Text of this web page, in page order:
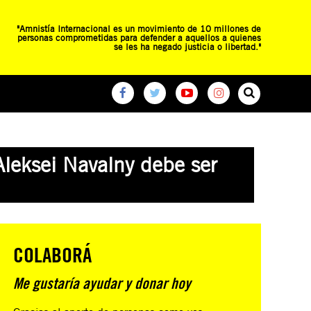
"Amnistía Internacional es un movimiento de 10 millones de
personas comprometidas para defender a aquellos a quienes
se les ha negado justicia o libertad."
Navalny debe ser
COLABORÁ
Me gustaría ayudar y donar hoy